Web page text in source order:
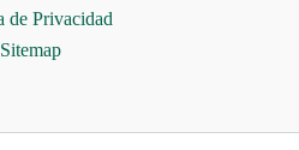
de Privacidad
Sitemap